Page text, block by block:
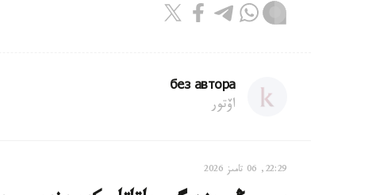
без автора
اۆتور
22:29, 06 تامىز 2026